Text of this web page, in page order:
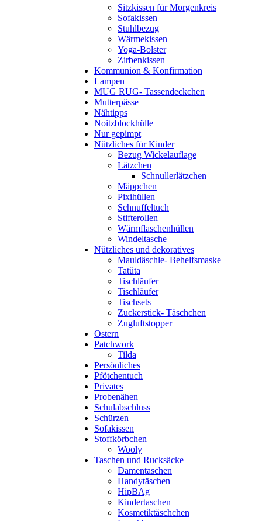
Sitzkissen für Morgenkreis
Sofakissen
Stuhlbezug
Wärmekissen
Yoga-Bolster
Zirbenkissen
Kommunion & Konfirmation
Lampen
MUG RUG- Tassendeckchen
Mutterpässe
Nähtipps
Noitzblockhülle
Nur gepimpt
Nützliches für Kinder
Bezug Wickelauflage
Lätzchen
Schnullerlätzchen
Mäppchen
Pixihüllen
Schnuffeltuch
Stifterollen
Wärmflaschenhüllen
Windeltasche
Nützliches und dekoratives
Mauldäschle- Behelfsmaske
Tatüta
Tischläufer
Tischläufer
Tischsets
Zuckerstick- Täschchen
Zugluftstopper
Ostern
Patchwork
Tilda
Persönliches
Pfötchentuch
Privates
Probenähen
Schulabschluss
Schürzen
Sofakissen
Stoffkörbchen
Wooly
Taschen und Rucksäcke
Damentaschen
Handytäschen
HipBAg
Kindertaschen
Kosmetiktäschchen